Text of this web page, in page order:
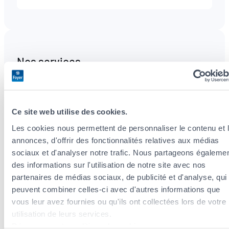
Ce site web utilise des cookies.
Les cookies nous permettent de personnaliser le contenu et
annonces, d'offrir des fonctionnalités relatives aux médias
sociaux et d'analyser notre trafic. Nous partageons
des informations sur l'utilisation de notre site avec nos
partenaires de médias sociaux, de publicité et d'analyse, qui
peuvent combiner celles-ci avec d'autres informations que
vous leur avez fournies ou qu'ils ont collectées lors de votre
utilisation de leurs services.
Nos services
Nous analysons votre situation et vous
conseillons sur les déductions fiscales dans le
cadre de vos primes d’assurances.
Assurance Prévoyance Patrimoine
Des solutions complètes et flexibles adaptées